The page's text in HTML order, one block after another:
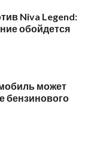
Niva Legend:
обойдется
может
бензинового